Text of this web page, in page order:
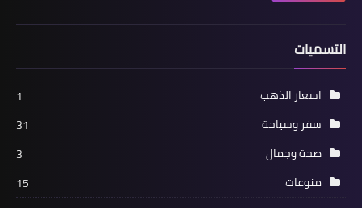
التسميات
اسعار الذهب
1
سفر وسياحة
31
صحة وجمال
3
منوعات
15